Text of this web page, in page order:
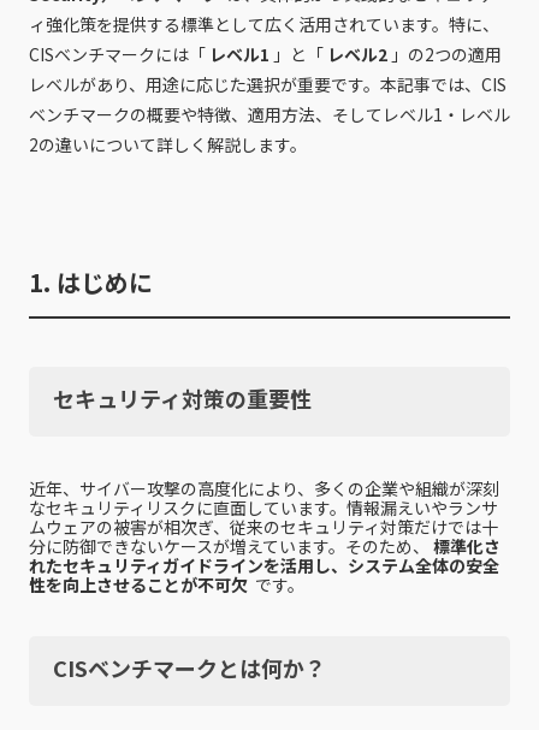
ィ強化策を提供する標準として広く活用されています。特に、
CISベンチマークには「 レベル1 」と「 レベル2 」の2つの適用
レベルがあり、用途に応じた選択が重要です。本記事では、CIS
ベンチマークの概要や特徴、適用方法、そしてレベル1・レベル
2の違いについて詳しく解説します。
1. はじめに
セキュリティ対策の重要性
近年、サイバー攻撃の高度化により、多くの企業や組織が深刻
なセキュリティリスクに直面しています。情報漏えいやランサ
ムウェアの被害が相次ぎ、従来のセキュリティ対策だけでは十
分に防御できないケースが増えています。そのため、
標準化さ
れたセキュリティガイドラインを活用し、システム全体の安全
性を向上させることが不可欠 です。
CISベンチマークとは何か？